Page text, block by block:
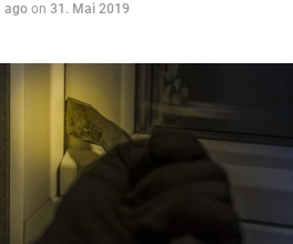
ago on 31. Mai 2019